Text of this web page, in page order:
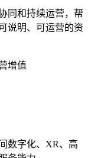
同和持续运营，帮
说明、可运营的资
增值
数字化、XR、高